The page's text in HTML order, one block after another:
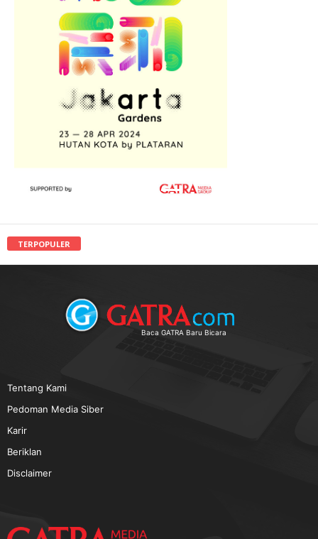
TERPOPULER
Baca GATRA Baru Bicara
Tentang Kami
Pedoman Media Siber
Karir
Beriklan
Disclaimer